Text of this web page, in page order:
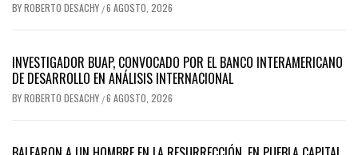
BYROBERTO DESACHY /6 AGOSTO, 2026
INVESTIGADOR BUAP, CONVOCADO POR EL BANCO INTERAMERICANO
DE DESARROLLO EN ANÁLISIS INTERNACIONAL
BYROBERTO DESACHY /6 AGOSTO, 2026